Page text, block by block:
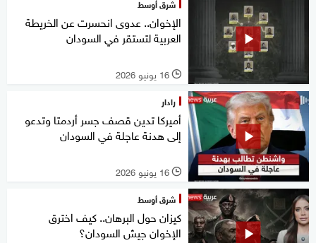
شرق أوسط
الإخوان.. عدوى انحسرت عن الخريطة
العربية لتستقر في السودان
l 16 يونيو 2026
رادار
أميركا تدين قصف جسر أردمتا وتدعو
إلى هدنة عاجلة في السودان
l 16 يونيو 2026
شرق أوسط
كيزان حول البرهان.. كيف اخترق
الإخوان جيش السودان؟